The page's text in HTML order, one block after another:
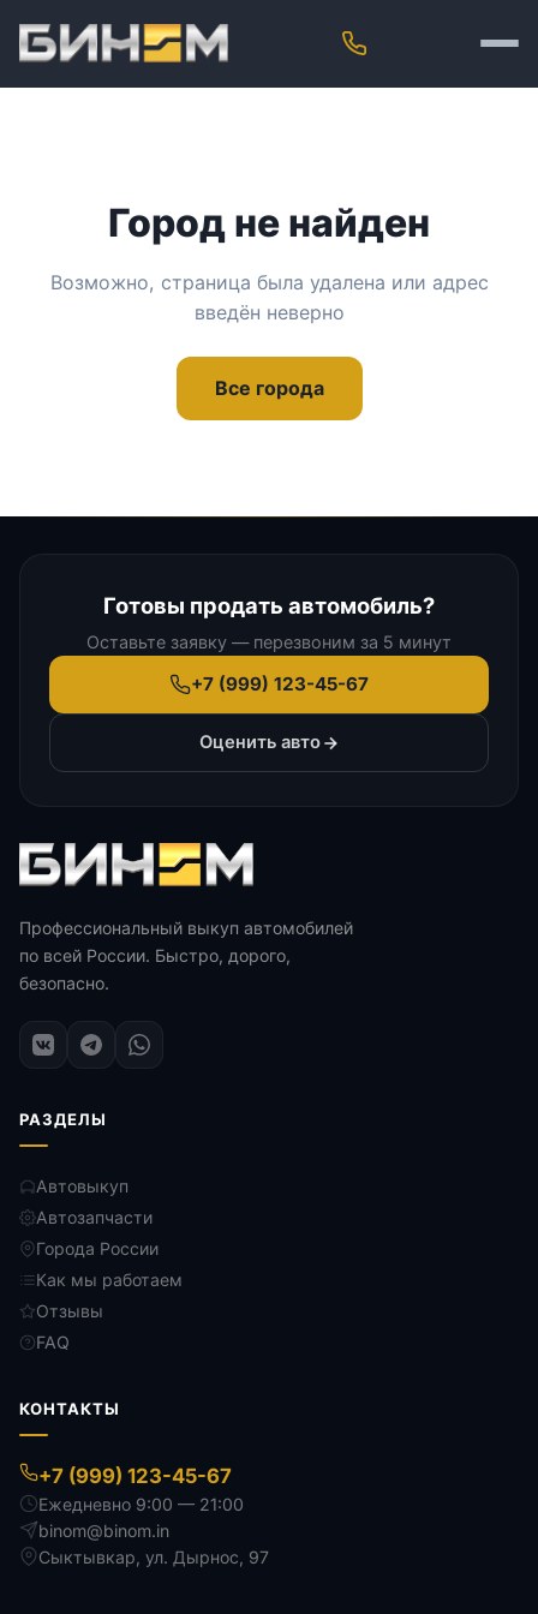
Город не найден
Возможно, страница была удалена или адрес
введён неверно
Все города
Готовы продать автомобиль?
Оставьте заявку — перезвоним за 5 минут
+7 (999) 123-45-67
Оценить авто
Профессиональный выкуп автомобилей
по всей России. Быстро, дорого,
безопасно.
РАЗДЕЛЫ
Автовыкуп
Автозапчасти
Города России
Как мы работаем
Отзывы
FAQ
КОНТАКТЫ
+7 (999) 123-45-67
Ежедневно 9:00 — 21:00
binom@binom.in
Сыктывкар, ул. Дырнос, 97